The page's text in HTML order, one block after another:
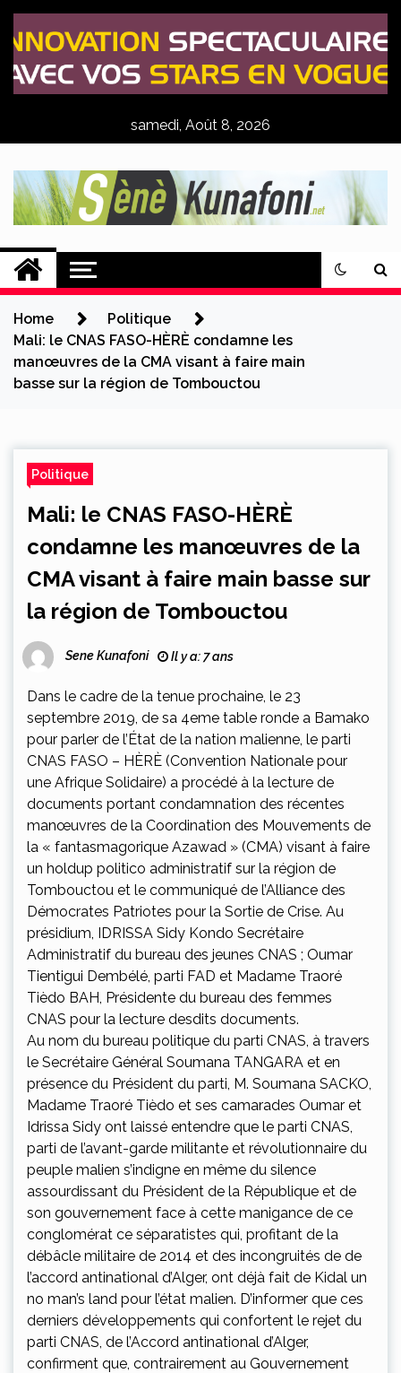
Skip
content
samedi, Août 8, 2026
Sènè Kunafoni
Actualités Agricoles
Home
Politique
Mali: le CNAS FASO-HÈRÈ condamne les
manœuvres de la CMA visant à faire main
basse sur la région de Tombouctou
Politique
Mali: le CNAS FASO-HÈRÈ
condamne les manœuvres de la
CMA visant à faire main basse sur
la région de Tombouctou
Sene Kunafoni Il y a: 7 ans
Dans le cadre de la tenue prochaine, le 23
septembre 2019, de sa 4eme table ronde a Bamako
pour parler de l’État de la nation malienne, le parti
CNAS FASO – HÈRÈ (Convention Nationale pour
une Afrique Solidaire) a procédé à la lecture de
documents portant condamnation des récentes
manœuvres de la Coordination des Mouvements de
la « fantasmagorique Azawad » (CMA) visant à faire
un holdup politico administratif sur la région de
Tombouctou et le communiqué de l’Alliance des
Démocrates Patriotes pour la Sortie de Crise. Au
présidium, IDRISSA Sidy Kondo Secrétaire
Administratif du bureau des jeunes CNAS ; Oumar
Tientigui Dembélé, parti FAD et Madame Traoré
Tièdo BAH, Présidente du bureau des femmes
CNAS pour la lecture desdits documents.
Au nom du bureau politique du parti CNAS, à travers
le Secrétaire Général Soumana TANGARA et en
présence du Président du parti, M. Soumana SACKO,
Madame Traoré Tièdo et ses camarades Oumar et
Idrissa Sidy ont laissé entendre que le parti CNAS,
parti de l’avant-garde militante et révolutionnaire du
peuple malien s’indigne en même du silence
assourdissant du Président de la République et de
son gouvernement face à cette manigance de ce
conglomérat ce séparatistes qui, profitant de la
débâcle militaire de 2014 et des incongruités de de
l’accord antinational d’Alger, ont déjà fait de Kidal un
no man’s land pour l’état malien. D’informer que ces
derniers développements qui confortent le rejet du
parti CNAS, de l’Accord antinational d’Alger,
confirment que, contrairement au Gouvernement